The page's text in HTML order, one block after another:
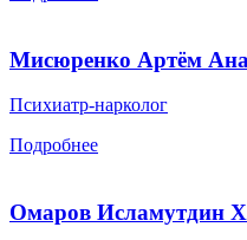
Мисюренко Артём
Психиатр-нарколог
Подробнее
Омаров Исламутдин